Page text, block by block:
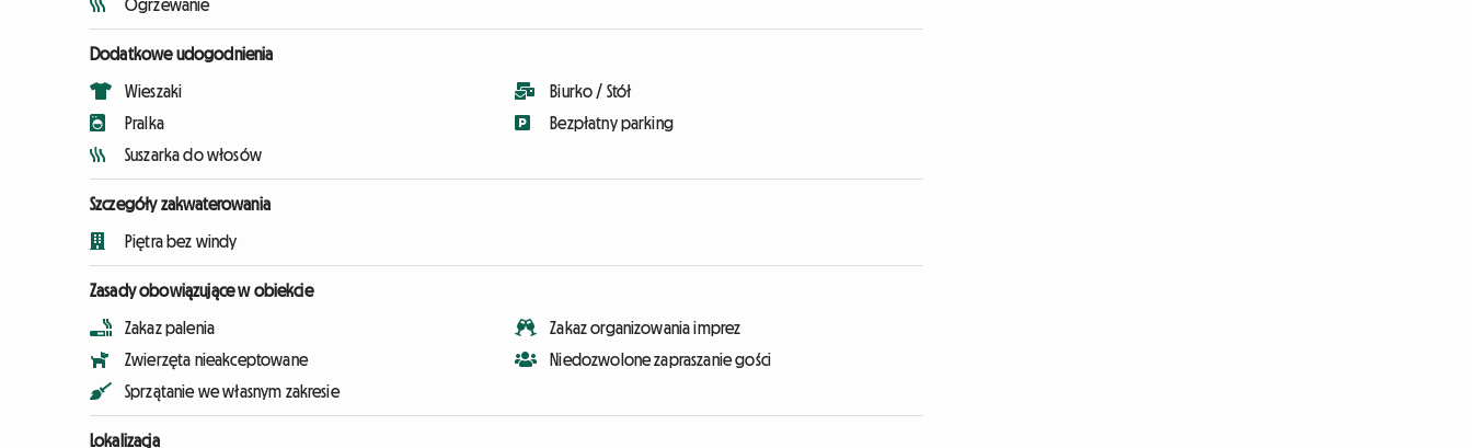
Ogrzewanie
Dodatkowe udogodnienia
Wieszaki
Pralka
Suszarka do włosów
Biurko / Stół
Bezpłatny parking
Szczegóły zakwaterowania
Piętra bez windy
Zasady obowiązujące w obiekcie
Zakaz palenia
Zwierzęta nieakceptowane
Sprzątanie we własnym zakresie
Zakaz organizowania imprez
Niedozwolone zapraszanie gości
Lokalizacja